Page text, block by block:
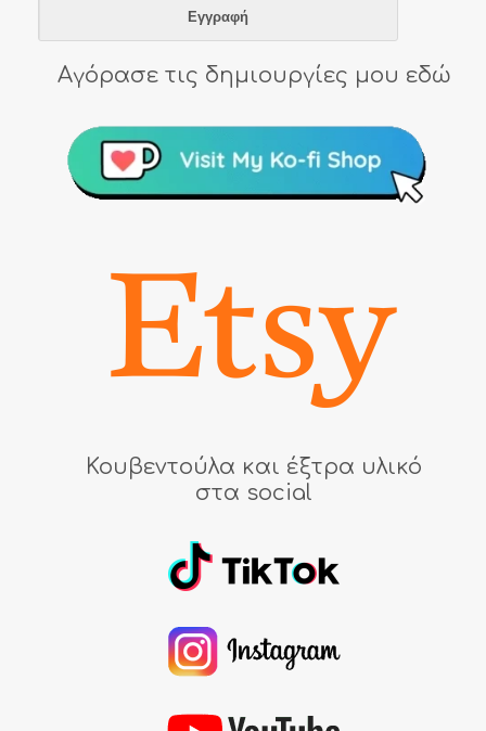
Αγόρασε τις δημιουργίες μου εδώ
Κουβεντούλα και έξτρα υλικό
στα social